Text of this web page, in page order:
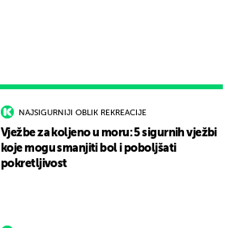
NAJSIGURNIJI OBLIK REKREACIJE
Vježbe za koljeno u moru: 5 sigurnih vježbi
koje mogu smanjiti bol i poboljšati
pokretljivost